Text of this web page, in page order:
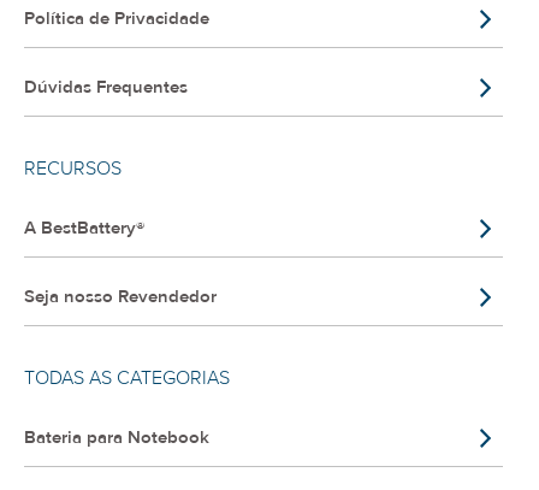
Política de Privacidade
Dúvidas Frequentes
RECURSOS
A BestBattery®
Seja nosso Revendedor
TODAS AS CATEGORIAS
Bateria para Notebook